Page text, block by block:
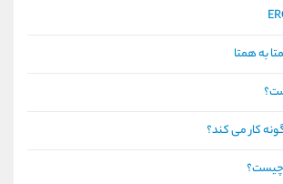
به همتا
کار می کند؟